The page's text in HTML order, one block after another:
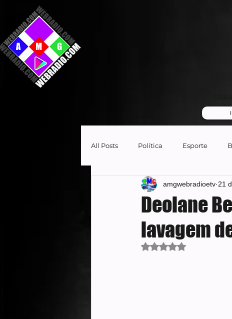
All Posts Política Esporte
Deolane
lavagem
amgwebradioetv 21
Avaliado com NaN de